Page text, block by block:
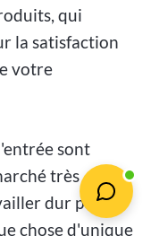
qui
la satisfaction
votre
sont
très
dur pour
chose d'unique